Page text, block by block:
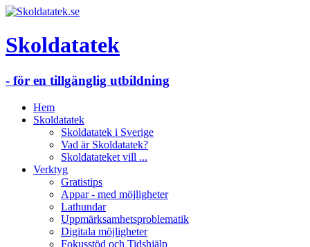
Skoldatatek
- för en tillgänglig utbildning
Hem
Skoldatatek
Skoldatatek i Sverige
Vad är Skoldatatek?
Skoldatateket vill ...
Verktyg
Gratistips
Appar - med möjligheter
Lathundar
Uppmärksamhetsproblematik
Digitala möjligheter
Fokusstöd och Tidshjälp